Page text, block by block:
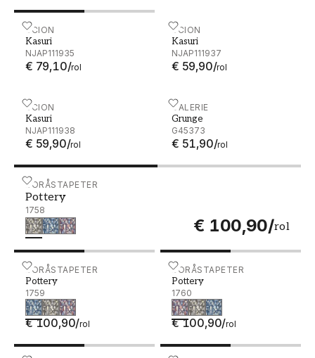
SCION
Kasuri
NJAP111935
€ 79,10/rol
Kasuri - NJAP111935 SCION
Kasuri
NJAP111937
€ 59,90/rol
Kasuri - NJAP111937
SCION
Kasuri
NJAP111938
€ 59,90/rol
Kasuri - NJAP111938 GALERIE
Grunge
G45373
€ 51,90/rol
Grunge - G45373
BORÅSTAPETER
Pottery
1758
€ 100,90/rol
Pottery - 1758
BORÅSTAPETER
Pottery
1759
€ 100,90/rol
Pottery - 1759 BORÅSTAPETER
Pottery
1760
€ 100,90/rol
Pottery - 1760